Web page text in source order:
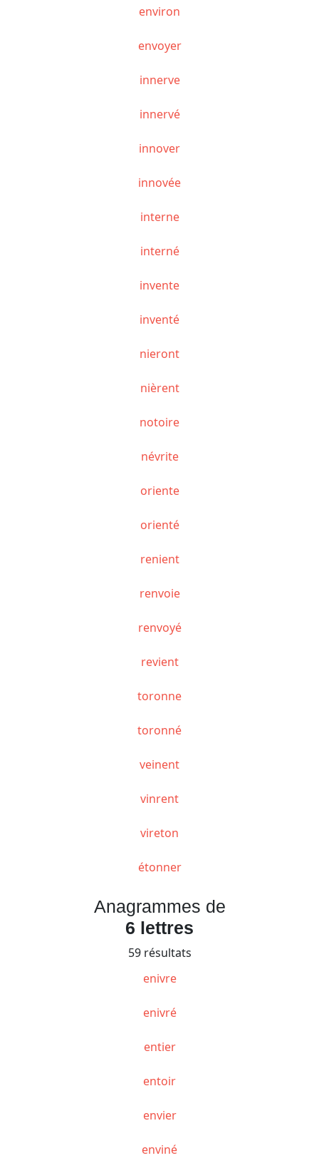
environ
envoyer
innerve
innervé
innover
innovée
interne
interné
invente
inventé
nieront
nièrent
notoire
névrite
oriente
orienté
renient
renvoie
renvoyé
revient
toronne
toronné
veinent
vinrent
vireton
étonner
Anagrammes de
6 lettres
59 résultats
enivre
enivré
entier
entoir
envier
enviné